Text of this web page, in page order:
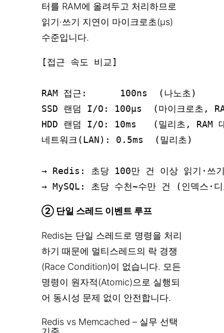
터를 RAM에 올려두고 처리하므로
읽기·쓰기 지연이 마이크로초(μs)
수준입니다.
[접근 속도 비교]
RAM 접근:      100ns  (나노초)
SSD 랜덤 I/O: 100μs  (마이크로초,
HDD 랜덤 I/O: 10ms   (밀리초, RAM
네트워크(LAN): 0.5ms  (밀리초)
→ Redis: 초당 100만 건 이상 읽기·쓰
② 단일 스레드 이벤트 루프
Redis는 단일 스레드로 명령을 처리
하기 때문에 멀티스레드의 락 경쟁
(Race Condition)이 없습니다. 모든
명령이 원자적(Atomic)으로 실행되
어 동시성 문제 없이 안전합니다.
Redis vs Memcached – 실무 선택